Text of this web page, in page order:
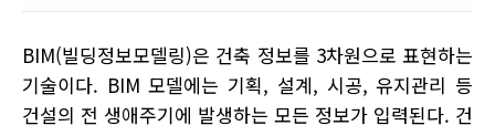
BIM(빌딩정보모델링)은 건축 정보를 3차원으로 표현하는
기술이다. BIM 모델에는 기획, 설계, 시공, 유지관리 등
건설의 전 생애주기에 발생하는 모든 정보가 입력된다. 건